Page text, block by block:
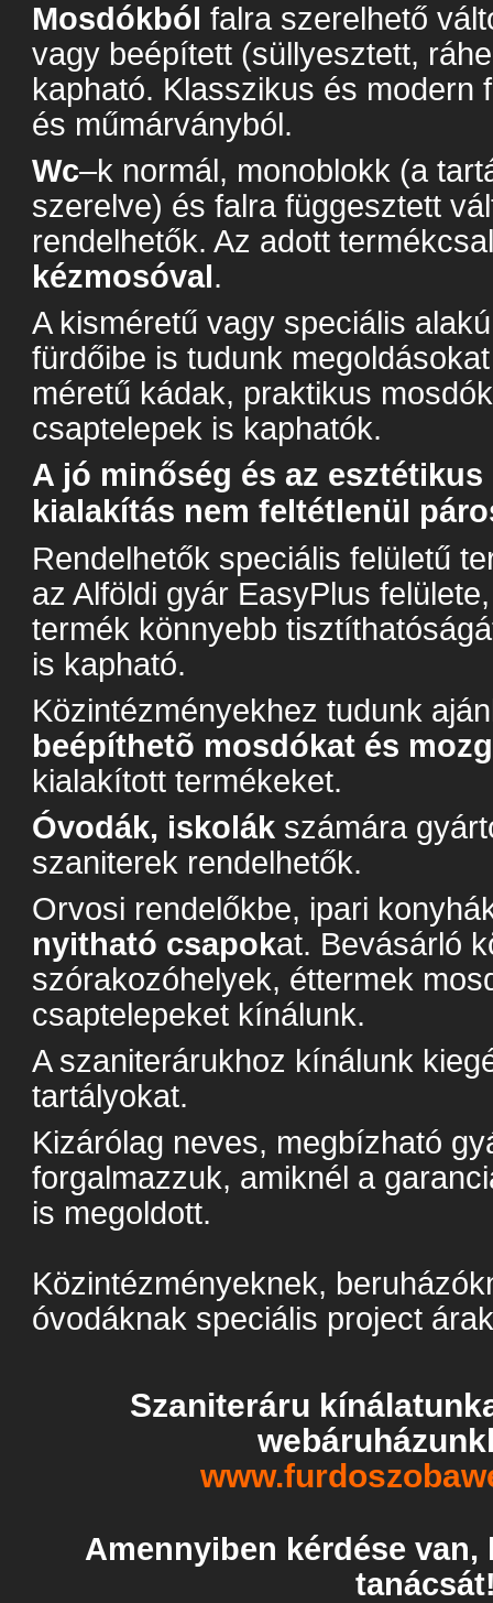
Mosdókbólfalra szerelhető
vagy beépített (süllyesztett,
kapható. Klasszikus és modern
és műmárványból.
Wc–k normál, monoblokk (a
szerelve) és falra függesztett
rendelhetők. Az adott
kézmosóval.
A kisméretű vagy speciális
fürdőibe is tudunk
méretű kádak, praktikus
csaptelepek is kaphatók.
A jó minőség és az esztétikus
kialakítás nem feltétlenül
Rendelhetők speciális felületű
az Alföldi gyár EasyPlus
termék könnyebb
is kapható.
Közintézményekhez tudunk
beépíthetõ mosdókat és
kialakított termékeket.
Óvodák, iskolák számára
szaniterek rendelhetők.
Orvosi rendelőkbe, ipari
nyitható csapokat. Bevásárló
szórakozóhelyek, éttermek
csaptelepeket kínálunk.
A szaniterárukhoz kínálunk
tartályokat.
Kizárólag neves, megbízható
forgalmazzuk, amiknél a
is megoldott.
Közintézményeknek,
óvodáknak speciális project
Szaniteráru
Amennyiben kérdése